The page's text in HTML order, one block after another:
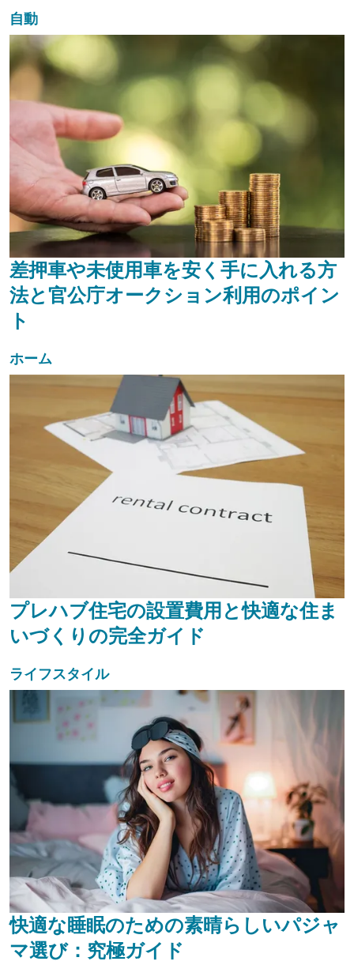
自動
差押車や未使用車を安く手に入れる方
法と官公庁オークション利用のポイン
ト
ホーム
プレハブ住宅の設置費用と快適な住ま
いづくりの完全ガイド
ライフスタイル
快適な睡眠のための素晴らしいパジャ
マ選び：究極ガイド